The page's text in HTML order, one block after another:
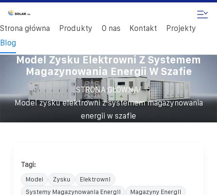
Strona główna Produkty O nas Kontakt
Projekty
Blog
Model Zysku Elektrowni Z Systemem
Magazynowania Energii W Szafie
STRONA GŁÓWNA/
Model zysku elektrowni z systemem magazynowania
energii w szafie
Tagi:
Model Zysku
Elektrowni
Systemy Magazynowania Energii
Magazyny Energii